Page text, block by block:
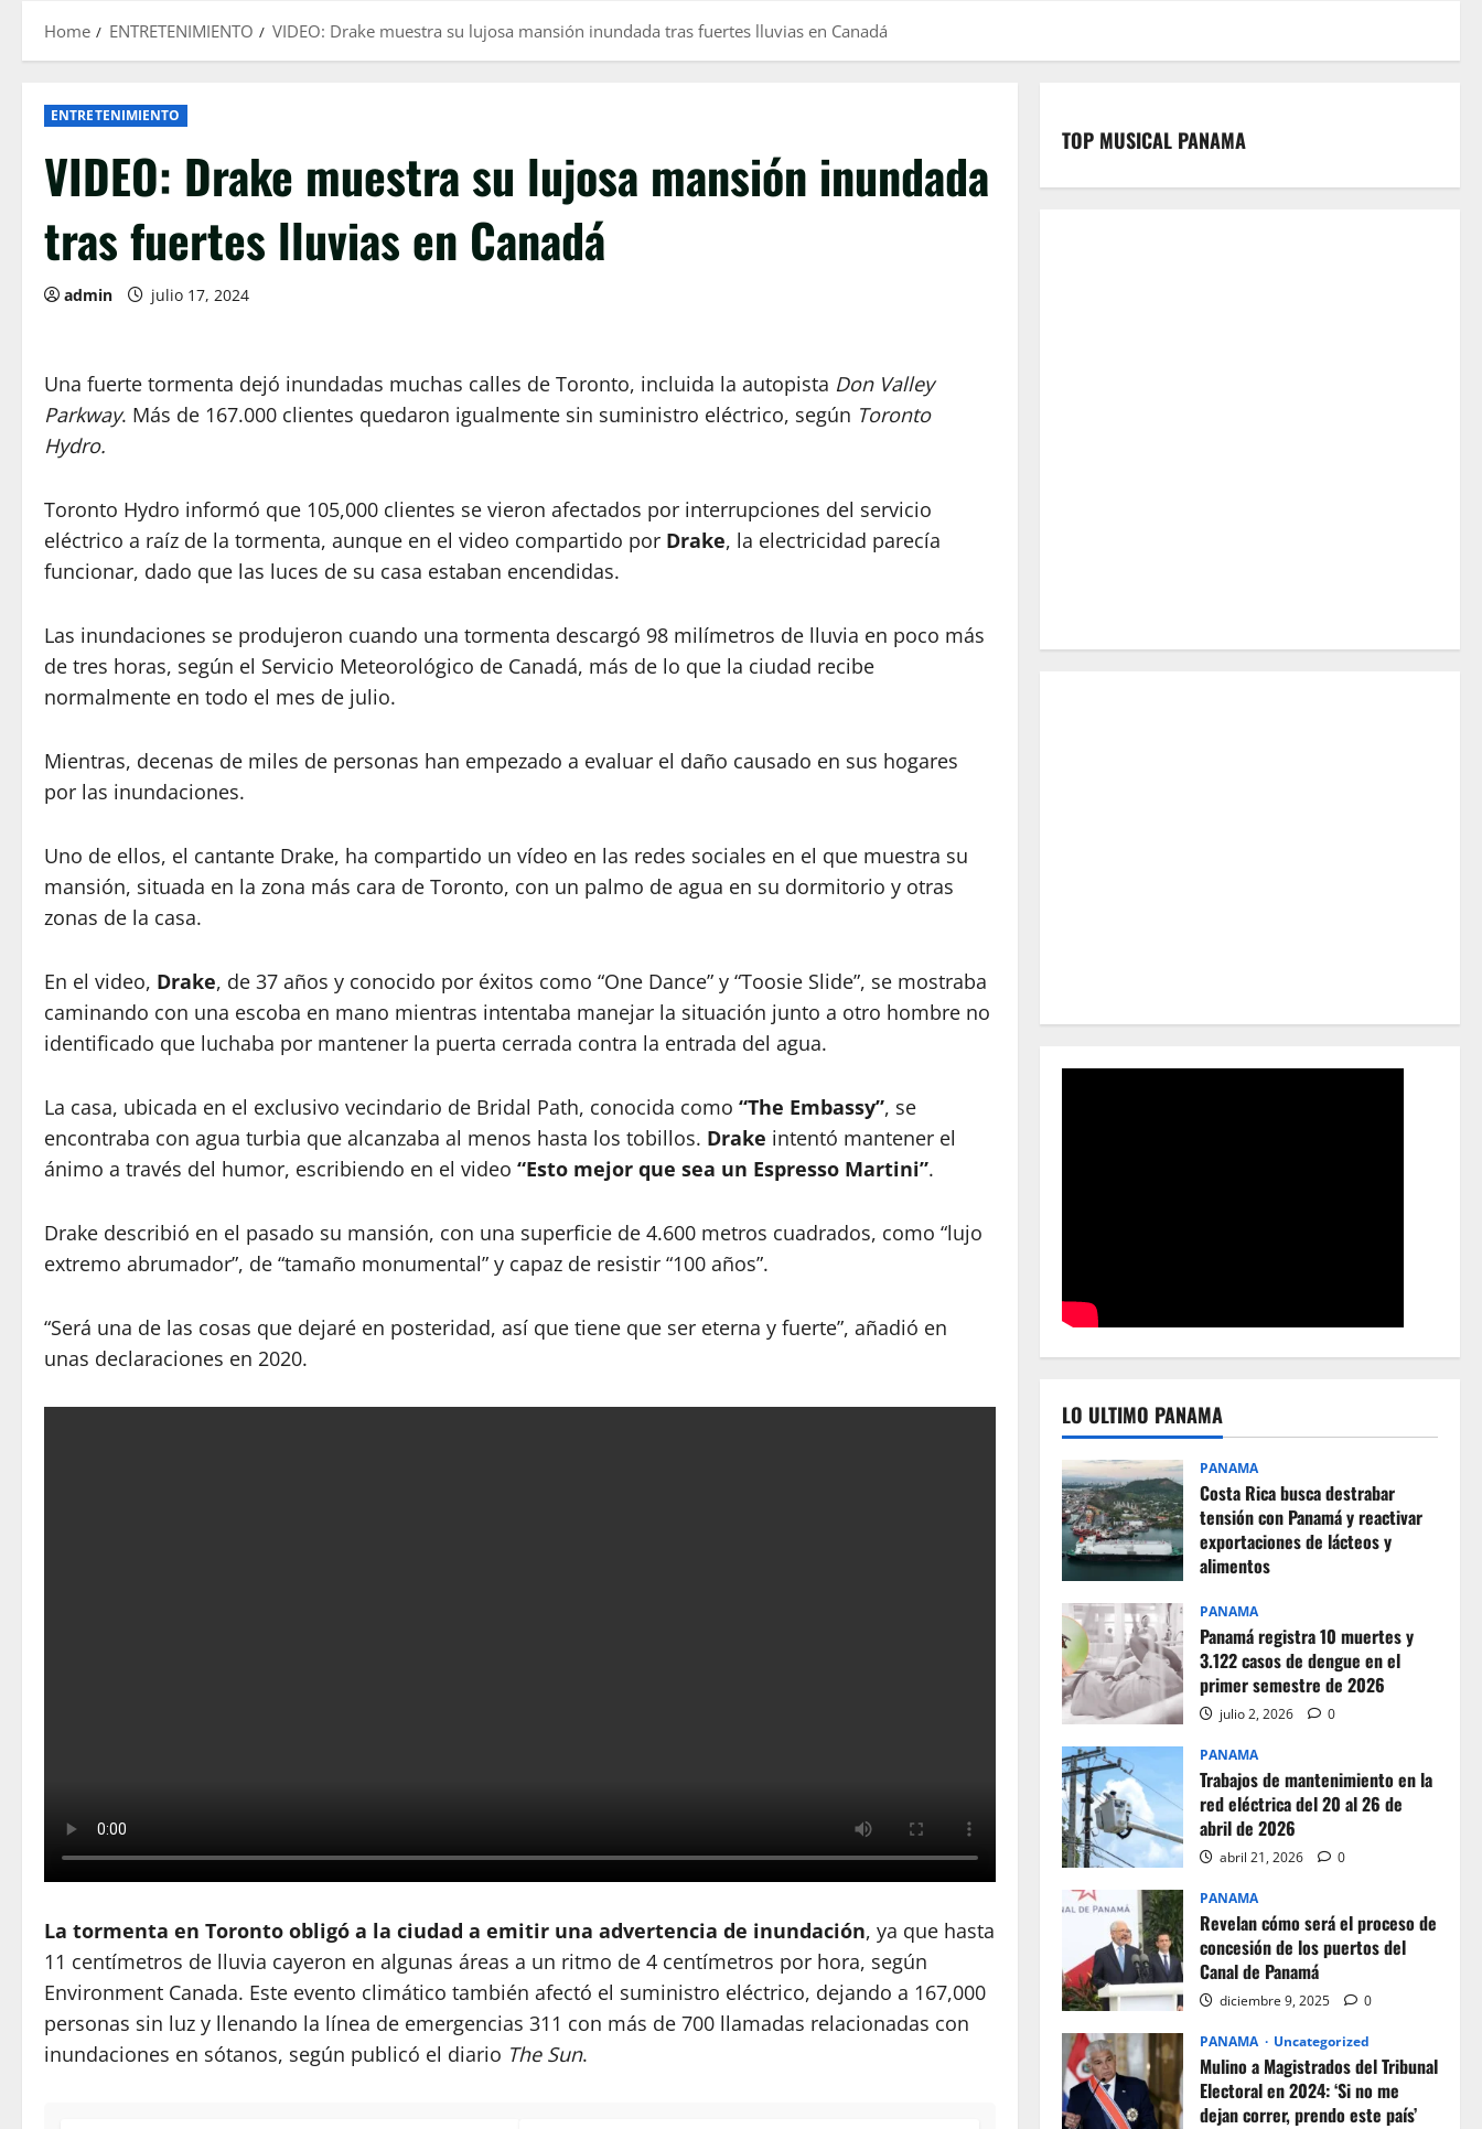
Home ENTRETENIMIENTO VIDEO: Drake muestra su lujosa mansión inundada tras fuertes lluvias en Canadá
ENTRETENIMIENTO
VIDEO: Drake muestra su lujosa mansión inundada
tras fuertes lluvias en Canadá
admin julio 17, 2024
Una fuerte tormenta dejó inundadas muchas calles de Toronto, incluida la autopista Don Valley
Parkway. Más de 167.000 clientes quedaron igualmente sin suministro eléctrico, según Toronto
Hydro.
Toronto Hydro informó que 105,000 clientes se vieron afectados por interrupciones del servicio
eléctrico a raíz de la tormenta, aunque en el video compartido por Drake, la electricidad parecía
funcionar, dado que las luces de su casa estaban encendidas.
Las inundaciones se produjeron cuando una tormenta descargó 98 milímetros de lluvia en poco más
de tres horas, según el Servicio Meteorológico de Canadá, más de lo que la ciudad recibe
normalmente en todo el mes de julio.
Mientras, decenas de miles de personas han empezado a evaluar el daño causado en sus hogares
por las inundaciones.
Uno de ellos, el cantante Drake, ha compartido un vídeo en las redes sociales en el que muestra su
mansión, situada en la zona más cara de Toronto, con un palmo de agua en su dormitorio y otras
zonas de la casa.
En el video, Drake, de 37 años y conocido por éxitos como “One Dance” y “Toosie Slide”, se mostraba
caminando con una escoba en mano mientras intentaba manejar la situación junto a otro hombre no
identificado que luchaba por mantener la puerta cerrada contra la entrada del agua.
La casa, ubicada en el exclusivo vecindario de Bridal Path, conocida como “The Embassy”, se
encontraba con agua turbia que alcanzaba al menos hasta los tobillos. Drake intentó mantener el
ánimo a través del humor, escribiendo en el video “Esto mejor que sea un Espresso Martini”.
Drake describió en el pasado su mansión, con una superficie de 4.600 metros cuadrados, como “lujo
extremo abrumador”, de “tamaño monumental” y capaz de resistir “100 años”.
“Será una de las cosas que dejaré en posteridad, así que tiene que ser eterna y fuerte”, añadió en
unas declaraciones en 2020.
La tormenta en Toronto obligó a la ciudad a emitir una advertencia de inundación, ya que hasta
11 centímetros de lluvia cayeron en algunas áreas a un ritmo de 4 centímetros por hora, según
Environment Canada. Este evento climático también afectó el suministro eléctrico, dejando a 167,000
personas sin luz y llenando la línea de emergencias 311 con más de 700 llamadas relacionadas con
inundaciones en sótanos, según publicó el diario The Sun.
TOP MUSICAL PANAMA
LO ULTIMO PANAMA
PANAMA
Costa Rica busca destrabar
tensión con Panamá y reactivar
exportaciones de lácteos y
alimentos
PANAMA
Panamá registra 10 muertes y
3.122 casos de dengue en el
primer semestre de 2026
julio 2, 2026 0
PANAMA
Trabajos de mantenimiento en la
red eléctrica del 20 al 26 de
abril de 2026
abril 21, 2026 0
PANAMA
Revelan cómo será el proceso de
concesión de los puertos del
Canal de Panamá
diciembre 9, 2025 0
PANAMA Uncategorized
Mulino a Magistrados del Tribunal
Electoral en 2024: ‘Si no me
dejan correr, prendo este país’